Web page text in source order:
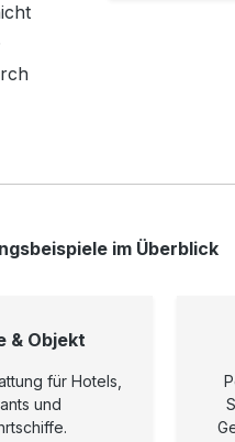
im Überblick
& Objekt
für Hotels,
und